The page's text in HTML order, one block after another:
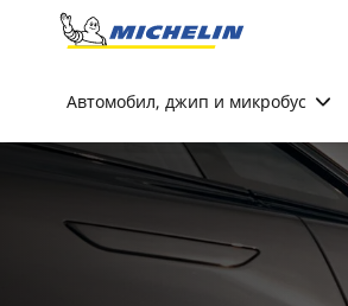
Go to page content
Автомобил, джип и микробус